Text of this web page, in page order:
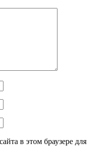
в этом браузере для